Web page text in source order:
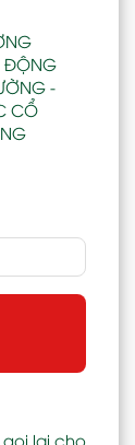
ĐỘNG
-
CỔ
gọi lại cho